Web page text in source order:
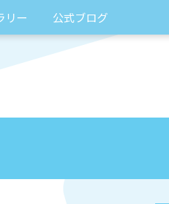
リー 公式ブログ